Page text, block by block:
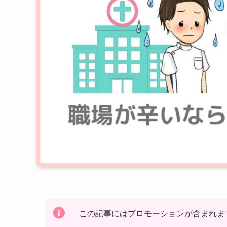
この記事にはプロモーションが含まれま